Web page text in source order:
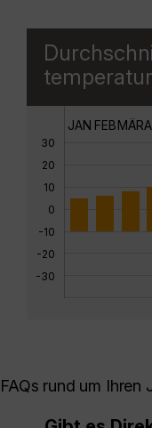
30
20
10
0
-10
-20
-30
JAN FEBMÄR
FAQs rund um Ihren